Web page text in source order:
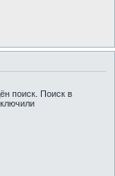
поиск. Поиск в